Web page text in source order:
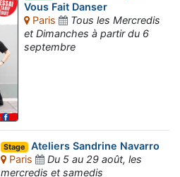
Vous Fait Danser
Paris
Tous les Mercredis
et Dimanches à partir du 6
septembre
Stage Ateliers Sandrine Navarro
Paris
Du 5 au 29 août, les
mercredis et samedis